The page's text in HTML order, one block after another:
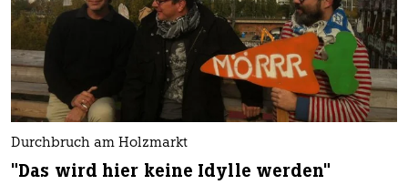
Durchbruch am Holzmarkt
"Das wird hier keine Idylle werden"